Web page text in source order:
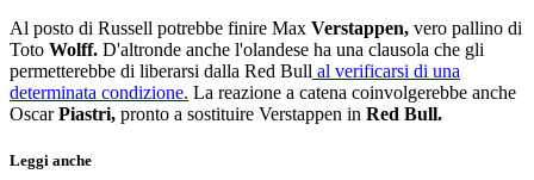
Al posto di Russell potrebbe finire Max Verstappen, vero pallino di
Toto Wolff. D'altronde anche l'olandese ha una clausola che gli
permetterebbe di liberarsi dalla Red Bull al verificarsi di una
determinata condizione. La reazione a catena coinvolgerebbe anche
OscarPiastri, pronto a sostituire Verstappen in Red Bull.
Leggi anche